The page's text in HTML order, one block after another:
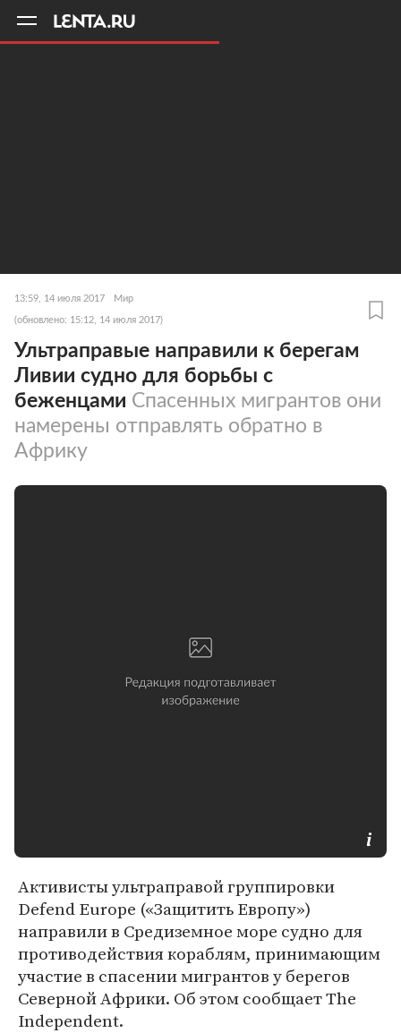
13:59, 14 июля 2017 Мир
(обновлено: 15:12, 14 июля 2017)
Ультраправые направили к берегам
Ливии судно для борьбы с
беженцами Спасенных мигрантов они
намерены отправлять обратно в
Африку
Активисты ультраправой группировки
Defend Europe («Защитить Европу»)
направили в Средиземное море судно для
противодействия кораблям, принимающим
участие в спасении мигрантов у берегов
Северной Африки. Об этом сообщает The
Independent.